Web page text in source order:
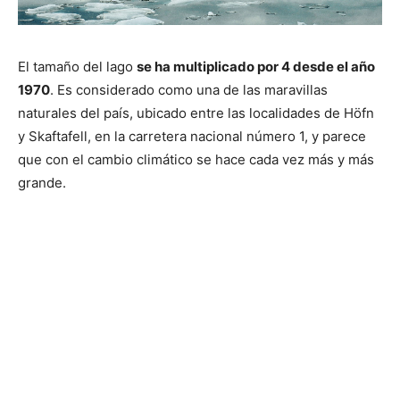
El tamaño del lago se ha multiplicado por 4 desde el año
1970. Es considerado como una de las maravillas
naturales del país, ubicado entre las localidades de Höfn
y Skaftafell, en la carretera nacional número 1, y parece
que con el cambio climático se hace cada vez más y más
grande.